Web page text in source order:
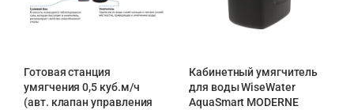
Готовая станция
умягчения 0,5 куб.м/ч
(авт. клапан управления
Кабинетный умягчитель
для воды WiseWater
AquaSmart MODERNE